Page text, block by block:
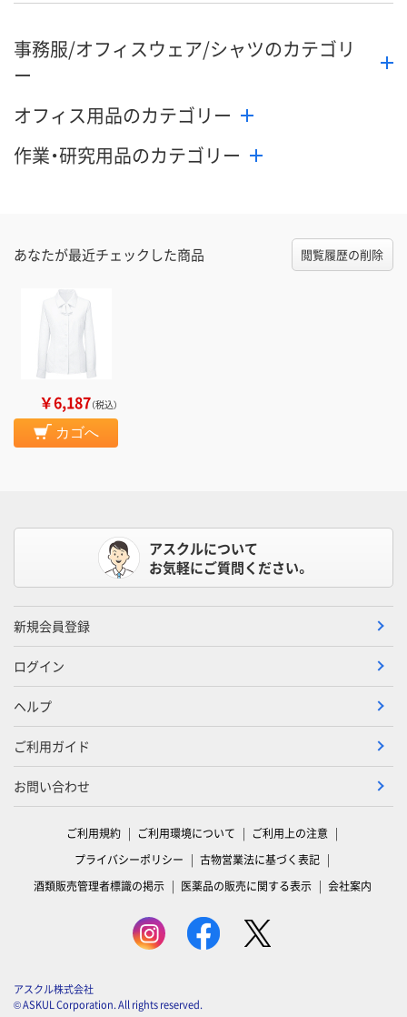
事務服/オフィスウェア/シャツのカテゴリ
ー
オフィス用品のカテゴリー
作業・研究用品のカテゴリー
あなたが最近チェックした商品 閲覧履歴の削除
￥6,187（税込）
カゴへ
アスクルについて
お気軽にご質問ください。
新規会員登録
ログイン
ヘルプ
ご利用ガイド
お問い合わせ
ご利用規約 ご利用環境について
ご利用上の注意
プライバシーポリシー
古物営業法に基づく表記
酒類販売管理者標識の掲示
医薬品の販売に関する表示 会社案内
アスクル株式会社
© ASKUL Corporation. All rights reserved.